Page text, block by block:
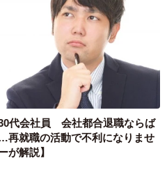
9/9
た影響（提供画像）
代会社員 会社都合退職ならば
再就職の活動で不利になりませ
が解説】